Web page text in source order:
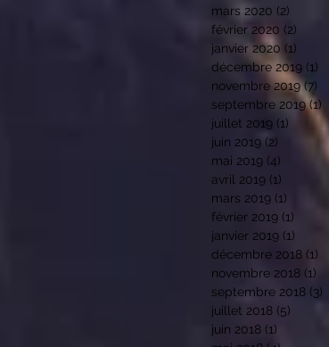
mars 2020 (2)
février 2020 (2)
janvier 2020 (1)
décembre 2019 (1)
novembre 2019 (7)
septembre 2019 (1)
juillet 2019 (1) 1 post
juin 2019 (2)
mai 2019 (4)
avril 2019 (1)
mars 2019 (1)
février 2019 (1)
janvier 2019 (1)
décembre 2018 (1)
novembre 2018 (1)
septembre 2018 (3)
juillet 2018 (5)
juin 2018 (1)